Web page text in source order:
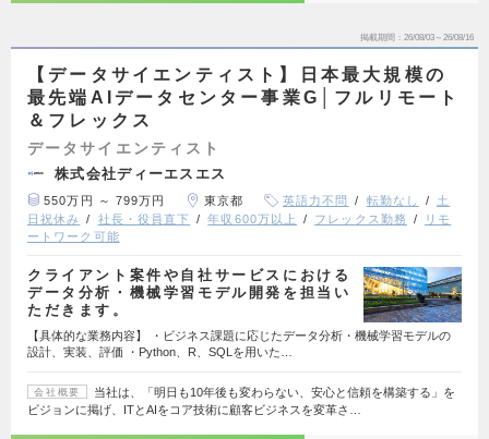
掲載期間 26/08/03～26/08/16
【データサイエンティスト】日本最大規模の
最先端AIデータセンター事業G│フルリモート
＆フレックス
データサイエンティスト
株式会社ディーエスエス
550万円 ～ 799万円 東京都 英語力不問 転勤なし
土
日祝休み
社長・役員直下 年収600万以上 フレックス勤務
リモ
ートワーク可能
クライアント案件や自社サービスにおける
データ分析・機械学習モデル開発を担当い
ただきます。
【具体的な業務内容】 ・ビジネス課題に応じたデータ分析・機械学習モデルの
設計、実装、評価 ・Python、R、SQLを用いた…
会社概要
当社は、「明日も10年後も変わらない、安心と信頼を構築する」を
ビジョンに掲げ、ITとAIをコア技術に顧客ビジネスを変革さ…